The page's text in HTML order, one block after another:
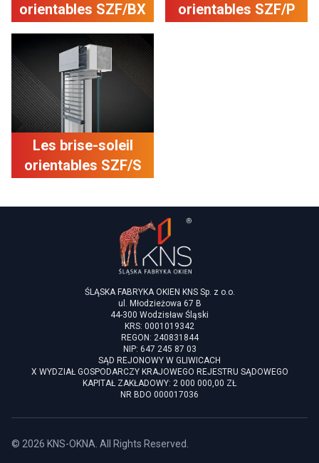
orientables SZF/BX
orientables SZF/P
Les brise-soleil
orientables SZF/S
ŚLĄSKA FABRYKA OKIEN KNS Sp. z o.o.
ul. Młodzieżowa 67 B
44-300 Wodzisław Śląski
KRS: 0001019342
REGON: 240831844
NIP: 647 245 87 03
SĄD REJONOWY W GLIWICACH
X WYDZIAŁ GOSPODARCZY KRAJOWEGO REJESTRU SĄDOWEGO
KAPITAŁ ZAKŁADOWY: 2 000 000,00 ZŁ
NR BDO 000017036
© 2026 KNS-OKNA . All Rights Reserved.